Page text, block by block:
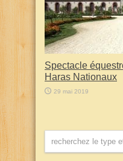
Spectacle
Haras Nationaux
29 mai 2019